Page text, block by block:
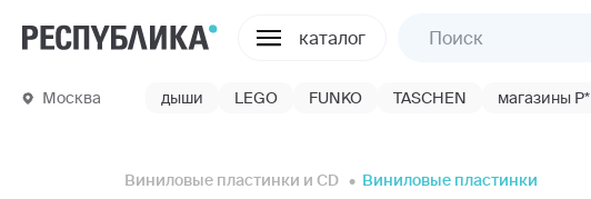
каталог
Москва дыши LEGO FUNKO TASCHEN магазины Р*
Виниловые пластинки и CD Виниловые пластинки